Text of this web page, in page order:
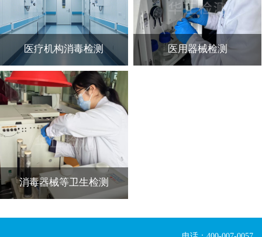
医疗机构消毒检测 医用器械检测
消毒器械等卫生检测